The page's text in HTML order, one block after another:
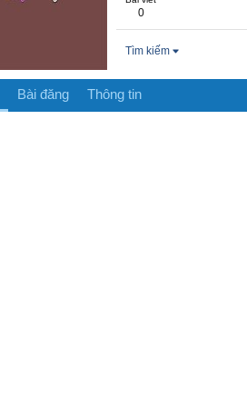
0
Tìm kiếm
Bài đăng Thông tin